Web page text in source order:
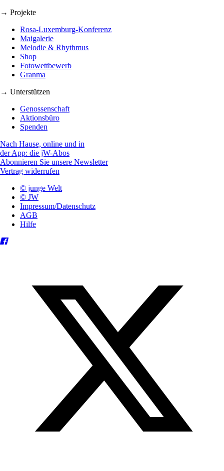
→ Projekte
Rosa-Luxemburg-Konferenz
Maigalerie
Melodie & Rhythmus
Shop
Fotowettbewerb
Granma
→ Unterstützen
Genossenschaft
Aktionsbüro
Spenden
Nach Hause, online und in
der App: die jW-Abos
Abonnieren Sie unsere Newsletter
Vertrag widerrufen
© junge Welt
© JW
Impressum/Datenschutz
AGB
Hilfe